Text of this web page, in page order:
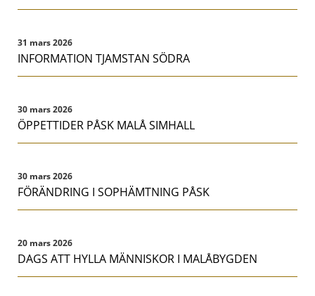
31 mars 2026
INFORMATION TJAMSTAN SÖDRA
30 mars 2026
ÖPPETTIDER PÅSK MALÅ SIMHALL
30 mars 2026
FÖRÄNDRING I SOPHÄMTNING PÅSK
20 mars 2026
DAGS ATT HYLLA MÄNNISKOR I MALÅBYGDEN